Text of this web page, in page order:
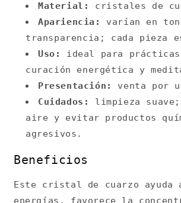
Material:
cristales de
Apariencia:
varían en
transparencia; cada pieza
Uso:
ideal para
curación energética y
Presentación:
venta por
Cuidados:
limpieza
aire y evitar productos
agresivos.
Beneficios
Este cristal de cuarzo
energías, favorece la